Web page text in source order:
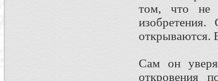
том, что не
открываются.
Сам он
откровения